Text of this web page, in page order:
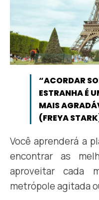
“ACORDAR
ESTRANHA É
MAIS
(FREYA
Você aprenderá a
encontrar as
aproveitar cada
metrópole agitada